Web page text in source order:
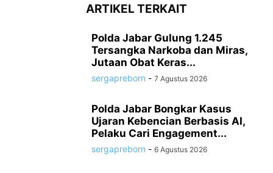
ARTIKEL TERKAIT
Polda Jabar Gulung 1.245
Tersangka Narkoba dan Miras,
Jutaan Obat Keras...
sergapreborn - 7 Agustus 2026
Polda Jabar Bongkar Kasus
Ujaran Kebencian Berbasis AI,
Pelaku Cari Engagement...
sergapreborn - 6 Agustus 2026